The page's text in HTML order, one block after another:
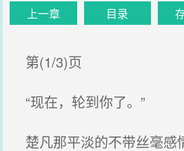
上一章 目录
第(1/3)页
“现在，轮到你了。”
楚凡那平淡的不带丝毫感